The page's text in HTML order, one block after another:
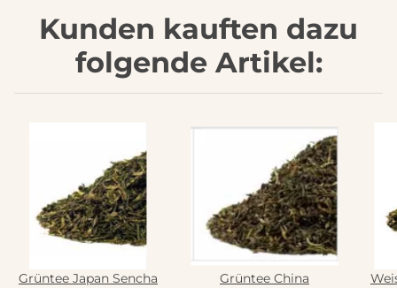
Kunden kauften dazu
folgende Artikel:
Grüntee Japan Sencha
Grüntee China